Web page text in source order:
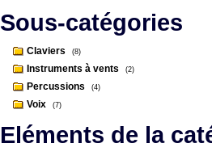
Sous-catégories
Claviers (8)
Instruments à vents (2)
Percussions (4)
Voix (7)
Eléments de la